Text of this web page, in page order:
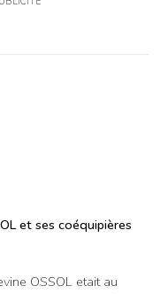
et ses coéquipières
OSSOL etait au